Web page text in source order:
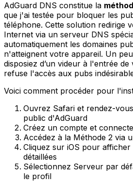
AdGuard DNS constitue la
que j'ai testée pour bloquer les
téléphone. Cette solution redirige
Internet via un serveur DNS
automatiquement les domaines
n'atteignent votre appareil. Un
disposiez d’un videur à l'entrée
refuse l'accès aux pubs
Voici comment procéder pour
Ouvrez Safari et rendez-
public d'AdGuard
Créez un compte et
Accédez à la Méthode 2 via
Cliquez sur iOS pour
détaillées
Sélectionnez Serveur par
le profil